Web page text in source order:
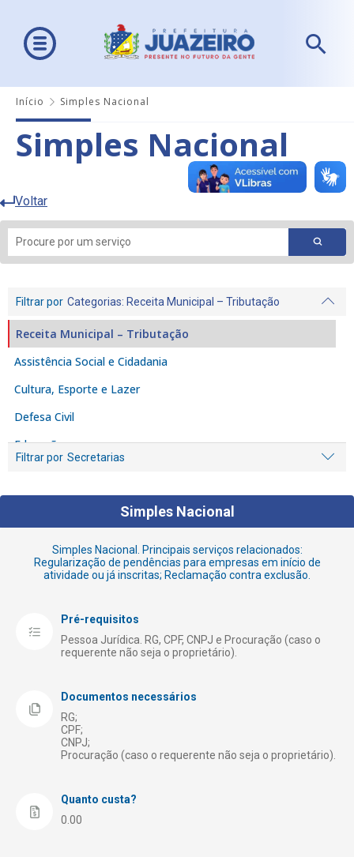
Início Simples Nacional
Simples Nacional
Voltar
Filtrar por Categorias: Receita Municipal – Tributação
Filtrar por Secretarias
Assistência Social e Cidadania
Cultura, Esporte e Lazer
Defesa Civil
Educação
Fiscalização e Denúncia
Habitação
Iluminação Pública
Licenciamento e Alvarás
Meio Ambiente
Receita Municipal – Tributação
Registro de Empresas
Saúde
Segurança
Turismo
Simples Nacional
Simples Nacional. Principais serviços relacionados:
Regularização de pendências para empresas em início de
atividade ou já inscritas; Reclamação contra exclusão.
Pré-requisitos
Pessoa Jurídica. RG, CPF, CNPJ e Procuração (caso o
requerente não seja o proprietário).
Documentos necessários
RG;
CPF;
CNPJ;
Procuração (caso o requerente não seja o proprietário).
Quanto custa?
0.00